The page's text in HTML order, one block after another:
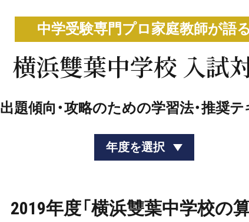
中学受験専門プロ家庭教師が語る
横浜雙葉中学校 入試
出題傾向・攻略のための学習法・推奨テ
年度を選択
2019年度「横浜雙葉中学校の算